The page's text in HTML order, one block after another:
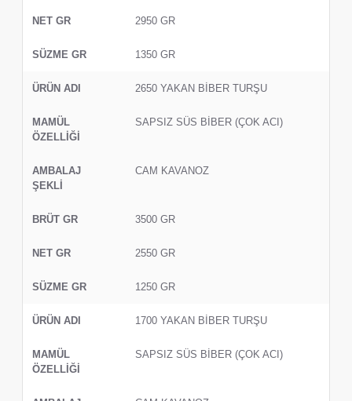
2950 GR
1350 GR
2650 YAKAN BİBER TURŞU
SAPSIZ SÜS BİBER (ÇOK ACI)
CAM KAVANOZ
3500 GR
2550 GR
1250 GR
1700 YAKAN BİBER TURŞU
SAPSIZ SÜS BİBER (ÇOK ACI)